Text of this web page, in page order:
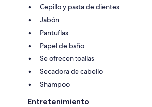
Cepillo y pasta de dientes
Jabón
Pantuflas
Papel de baño
Se ofrecen toallas
Secadora de cabello
Shampoo
Entretenimiento